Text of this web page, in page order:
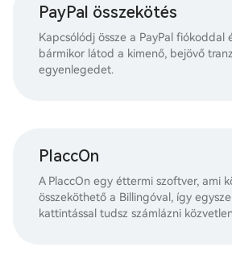
PayPal összekötés
Kapcsólódj össze a PayPal fiókoddal
bármikor látod a kimenő, bejövő
egyenlegedet.
PlaccOn
A PlaccOn egy éttermi szoftver, ami
összeköthető a Billingóval, így
kattintással tudsz számlázni